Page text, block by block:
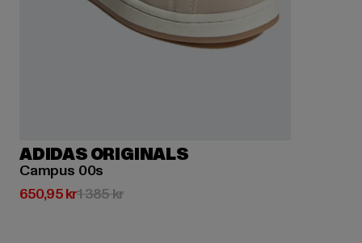
ADIDAS ORIGINALS
Campus 00s
650,95 kr
Nuvarande pris: 650,95 kr
1 385 krKampanjpris: 1 385 kr